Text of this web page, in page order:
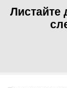
Листайте